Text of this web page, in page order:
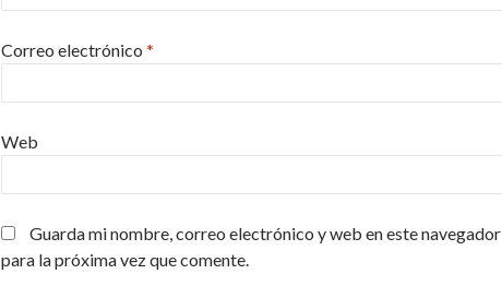
Correo electrónico *
Web
Guarda mi nombre, correo electrónico y web en este navegador
para la próxima vez que comente.